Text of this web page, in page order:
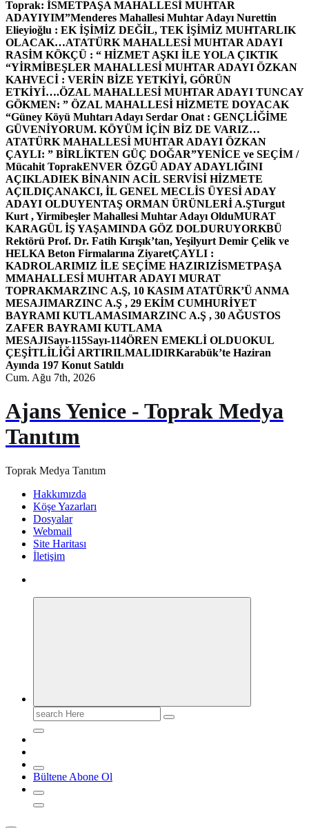
Toprak: İSMETPAŞA MAHALLESİ MUHTAR
ADAYIYIM”Menderes Mahallesi Muhtar Adayı Nurettin
Elieyioğlu : EK İŞİMİZ DEĞİL, TEK İŞİMİZ MUHTARLIK
OLACAK…ATATÜRK MAHALLESİ MUHTAR ADAYI
RASİM KÖKÇÜ : “ HİZMET AŞKI İLE YOLA ÇIKTIK
“YİRMİBEŞLER MAHALLESİ MUHTAR ADAYI ÖZKAN
KAHVECİ : VERİN BİZE YETKİYİ, GÖRÜN
ETKİYİ….ÖZAL MAHALLESİ MUHTAR ADAYI TUNCAY
GÖKMEN: ” ÖZAL MAHALLESİ HİZMETE DOYACAK
“Güney Köyü Muhtarı Adayı Serdar Onat : GENÇLİĞİME
GÜVENİYORUM. KÖYÜM İÇİN BİZ DE VARIZ…
ATATÜRK MAHALLESİ MUHTAR ADAYI ÖZKAN
ÇAYLI: ” BİRLİKTEN GÜÇ DOĞAR”YENİCE ve SEÇİM /
Mücahit ToprakENVER ÖZGÜ ADAY ADAYLIĞINI
AÇIKLADIEK BİNANIN ACİL SERVİSİ HİZMETE
AÇILDIÇANAKCI, İL GENEL MECLİS ÜYESİ ADAY
ADAYI OLDUYENTAŞ ORMAN ÜRÜNLERİ A.ŞTurgut
Kurt , Yirmibeşler Mahallesi Muhtar Adayı OlduMURAT
KARAGÜL İŞ YAŞAMINDA GÖZ DOLDURUYORKBÜ
Rektörü Prof. Dr. Fatih Kırışık’tan, Yeşilyurt Demir Çelik ve
HELKA Beton Firmalarına ZiyaretÇAYLI :
KADROLARIMIZ İLE SEÇİME HAZIRIZİSMETPAŞA
MMAHALLESİ MUHTAR ADAYI MURAT
TOPRAKMARZINC A.Ş, 10 KASIM ATATÜRK’Ü ANMA
MESAJIMARZINC A.Ş , 29 EKİM CUMHURİYET
BAYRAMI KUTLAMASIMARZINC A.Ş , 30 AĞUSTOS
ZAFER BAYRAMI KUTLAMA
MESAJISayı-115Sayı-114ÖREN EMEKLİ OLDUOKUL
ÇEŞİTLİLİĞİ ARTIRILMALIDIRKarabük’te Haziran
Ayında 197 Konut Satıldı
Cum. Ağu 7th, 2026
Ajans Yenice - Toprak Medya
Tanıtım
Toprak Medya Tanıtım
Hakkımızda
Köşe Yazarları
Dosyalar
Webmail
Site Haritası
İletişim
Search
for:
Bültene Abone Ol